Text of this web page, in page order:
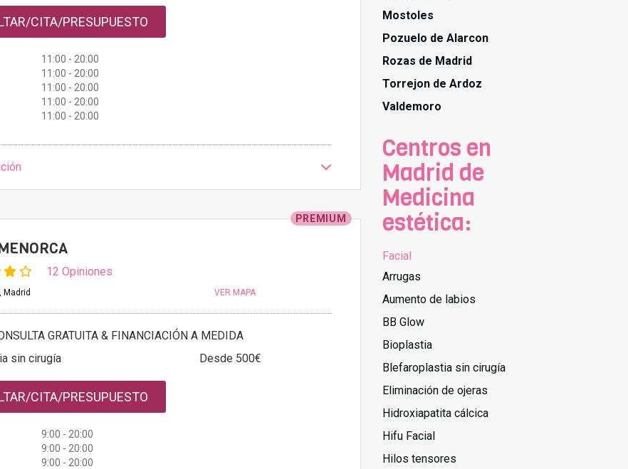
CITA/PRESUPUESTO
11:00 - 20:00
11:00 - 20:00
11:00 - 20:00
11:00 - 20:00
11:00 - 20:00
PREMIUM
12 Opiniones
Madrid VER MAPA
GRATUITA & FINANCIACIÓN A MEDIDA
sin cirugía
Desde 500€
CITA/PRESUPUESTO
9:00 - 20:00
9:00 - 20:00
9:00 - 20:00
Mostoles
Pozuelo de Alarcon
Rozas de Madrid
Torrejon de Ardoz
Valdemoro
Centros en
Madrid de
Medicina
estética:
Facial
Arrugas
Aumento de labios
BB Glow
Bioplastia
Blefaroplastia sin cirugía
Eliminación de ojeras
Hidroxiapatita cálcica
Hifu Facial
Hilos tensores